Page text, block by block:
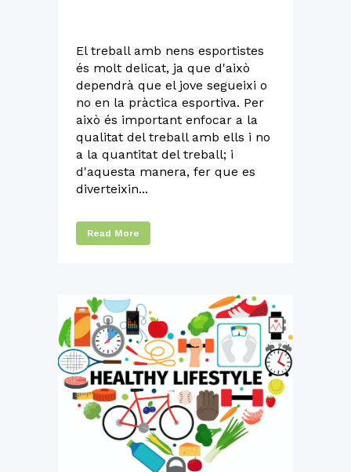
El treball amb nens esportistes
és molt delicat, ja que d'això
dependrà que el jove segueixi o
no en la pràctica esportiva. Per
això és important enfocar a la
qualitat del treball amb ells i no
a la quantitat del treball; i
d'aquesta manera, fer que es
diverteixin...
Read More